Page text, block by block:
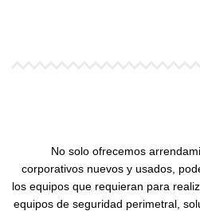
No solo ofrecemos
corporativos nuevos y usados,
los equipos que requieran para
equipos de seguridad perimetral,